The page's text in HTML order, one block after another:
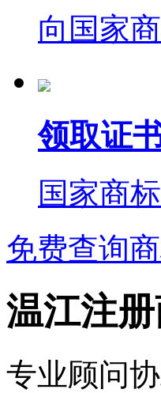
向国家
领取证
国家商
免费查询
温江注
专业顾问